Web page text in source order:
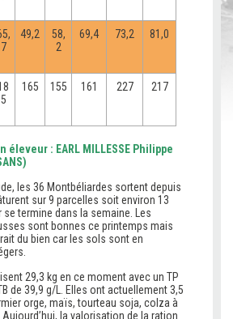
7
49,2
58,
2
69,4 73,2 81,0
5
165 155 161 227 217
éleveur : EARL MILLESSE Philippe
les 36 Montbéliardes sortent depuis
sur 9 parcelles soit environ 13
se termine dans la semaine. Les
sont bonnes ce printemps mais
du bien car les sols sont en
29,3 kg en ce moment avec un TP
de 39,9 g/L. Elles ont actuellement 3,5
orge, maïs, tourteau soja, colza à
la valorisation de la ration